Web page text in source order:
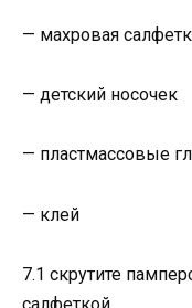
— махровая
— детский носочек
— пластмассовые
— клей
7.1 скрутите